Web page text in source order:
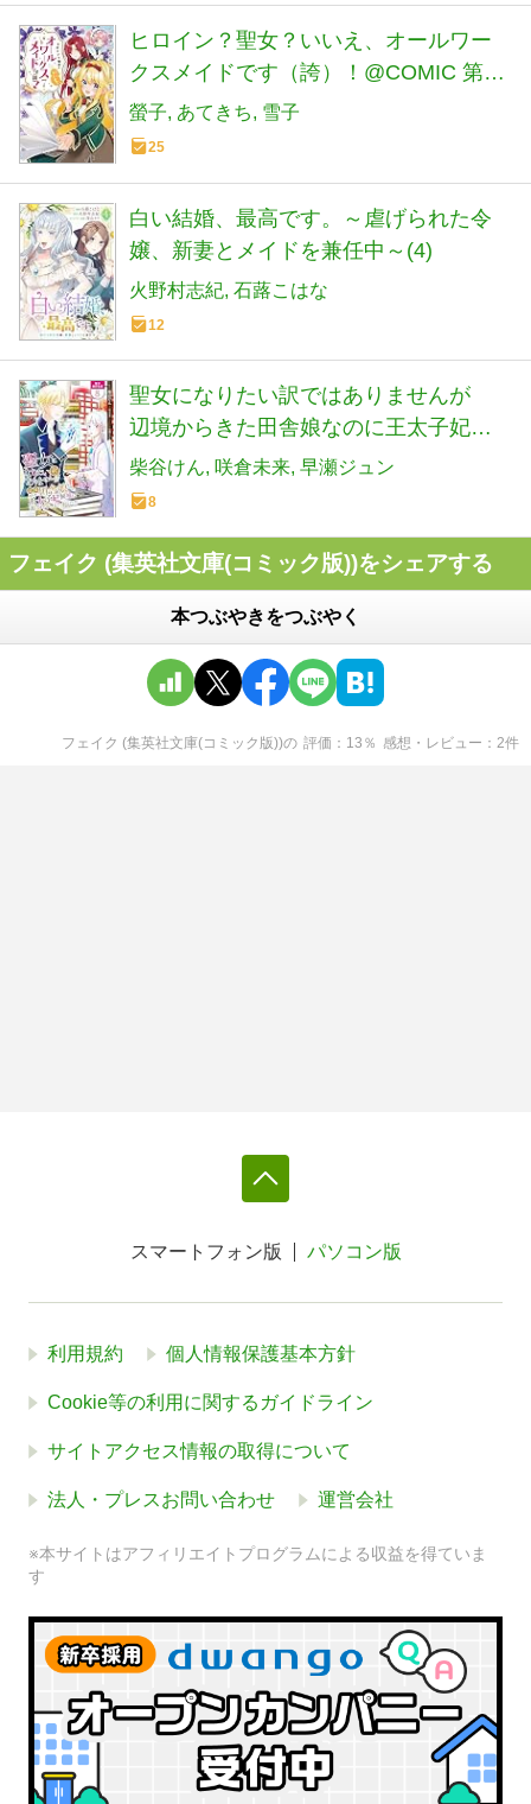
ヒロイン？聖女？いいえ、オールワー
クスメイドです（誇）！@COMIC 第7
巻 (コロナ・コミックス)
螢子 あてきち 雪子
25
白い結婚、最高です。～虐げられた令
嬢、新妻とメイドを兼任中～(4)
火野村志紀 石蕗こはな
12
聖女になりたい訳ではありませんが
辺境からきた田舎娘なのに王太子妃候
補に選ばれてしまいました！？【電子
単行本版】 8 (Spirale COMIC)
柴谷けん 咲倉未来 早瀬ジュン
8
フェイク (集英社文庫(コミック版))をシェアする
本つぶやきをつぶやく
フェイク (集英社文庫(コミック版))の 評価 13 ％ 感想・レビュー 2件
スマートフォン版 パソコン版
利用規約 個人情報保護基本方針
Cookie等の利用に関するガイドライン
サイトアクセス情報の取得について
法人・プレスお問い合わせ 運営会社
※本サイトはアフィリエイトプログラムによる収益を得ていま
す